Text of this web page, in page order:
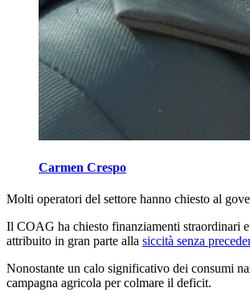
Carmen Crespo
Molti operatori del settore hanno chiesto al
Il COAG ha chiesto finanziamenti straordinari
attribuito in gran parte alla siccità senza
Nonostante un calo significativo dei consumi
campagna agricola per colmare il deficit.